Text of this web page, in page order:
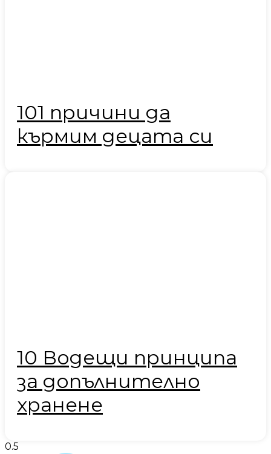
101 причини да
кърмим децата си
10 Водещи принципа
за допълнително
хранене